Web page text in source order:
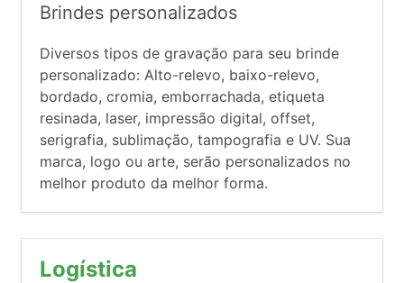
Brindes personalizados
Diversos tipos de gravação para seu brinde
personalizado: Alto-relevo, baixo-relevo,
bordado, cromia, emborrachada, etiqueta
resinada, laser, impressão digital, offset,
serigrafia, sublimação, tampografia e UV. Sua
marca, logo ou arte, serão personalizados no
melhor produto da melhor forma.
Logística